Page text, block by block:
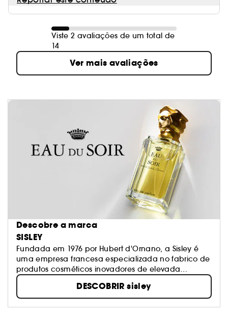
Viste 2 avaliações de um total de
14
Ver mais avaliações
Descobre a marca
SISLEY
Fundada em 1976 por Hubert d'Ornano, a Sisley é
uma empresa francesa especializada no fabrico de
produtos cosméticos inovadores de elevada
qualidade. O know-how da Sisley é baseado em
fitoterapia e aromaterapia, o uso de extratos
naturais de plantas e óleos essenciais em produtos
para a pele, para garantir resultados visíveis e
DESCOBRIR sisley